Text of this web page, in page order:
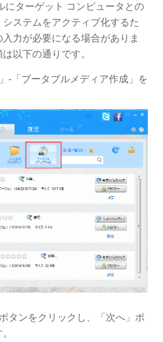
にターゲット コンピュータとの
ステムをアクティブ化するた
力が必要になる場合がありま
以下の通りです。
-「ブータブルメディア作成」を
タンをクリックし、「次へ」ボ